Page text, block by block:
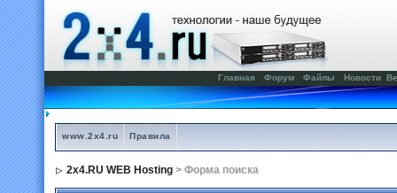
Главная Форум Файлы Новости
www.2x4.ru Правила
2x4.RU WEB Hosting > Форма поиска